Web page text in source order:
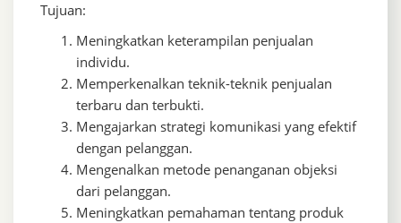
Tujuan:
Meningkatkan keterampilan penjualan
individu.
Memperkenalkan teknik-teknik penjualan
terbaru dan terbukti.
Mengajarkan strategi komunikasi yang efektif
dengan pelanggan.
Mengenalkan metode penanganan objeksi
dari pelanggan.
Meningkatkan pemahaman tentang produk